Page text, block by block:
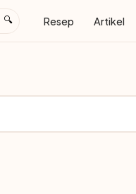
🔍 Resep Artikel